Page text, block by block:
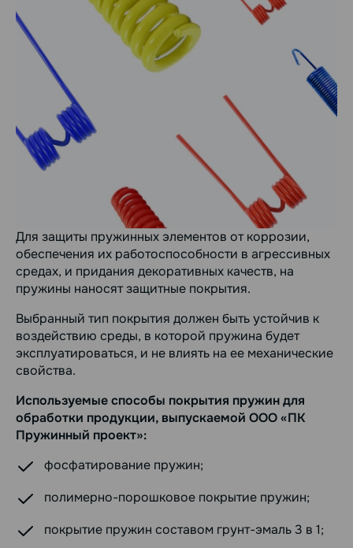
Для защиты пружинных элементов от коррозии,
обеспечения их работоспособности в агрессивных
средах, и придания декоративных качеств, на
пружины наносят защитные покрытия.
Выбранный тип покрытия должен быть устойчив к
воздействию среды, в которой пружина будет
эксплуатироваться, и не влиять на ее механические
свойства.
Используемые способы покрытия пружин для
обработки продукции, выпускаемой ООО «ПК
Пружинный проект»:
фосфатирование пружин;
полимерно-порошковое покрытие пружин;
покрытие пружин составом грунт-эмаль 3 в 1;